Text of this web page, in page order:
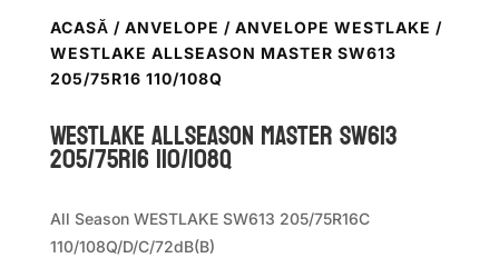
ACASĂ / ANVELOPE / ANVELOPE WESTLAKE /
WESTLAKE ALLSEASON MASTER SW613
205/75R16 110/108Q
WestLake ALLSEASON MASTER SW613
205/75R16 110/108Q
All Season WESTLAKE SW613 205/75R16C
110/108Q/D/C/72dB(B)